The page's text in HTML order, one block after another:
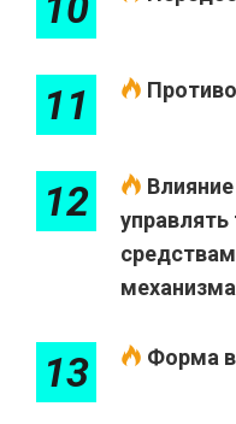
11
12
13 Форма